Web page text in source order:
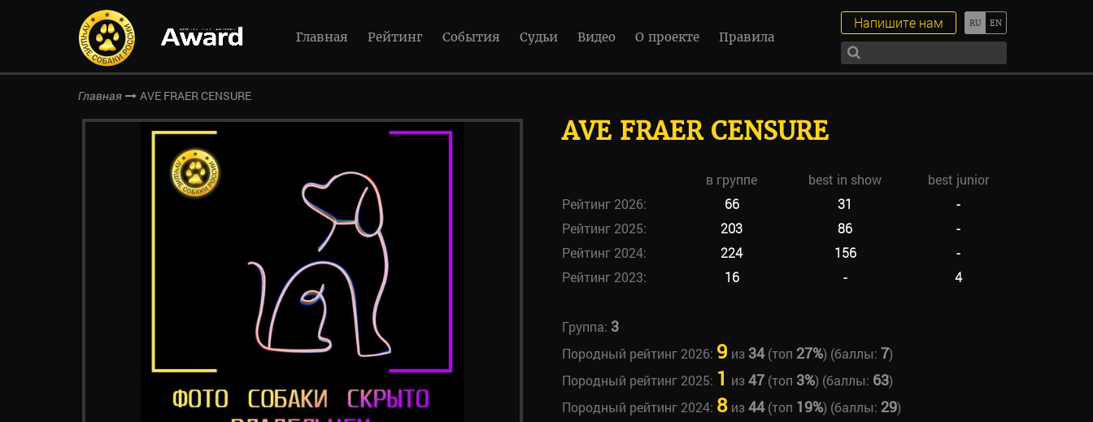
Главная Рейтинг События Судьи Видео О проекте Правила
Напишите нам
Главная AVE FRAER CENSURE
AVE FRAER CENSURE
в группе best in show
best junior
Рейтинг 2026:
66 31
-
Рейтинг 2025:
203 86
-
Рейтинг 2024:
224 156
-
Рейтинг 2023:
16 - 4
Группа: 3
Породный рейтинг 2026: 9 из 34(топ 27%) (баллы: 7)
Породный рейтинг 2025: 1 из47(топ 3%) (баллы: 63)
Породный рейтинг 2024: 8из44(топ 19%) (баллы: 29)